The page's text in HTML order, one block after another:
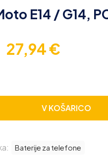
E14 / G14,
27,94€
V KOŠARICO
Baterije za telefone